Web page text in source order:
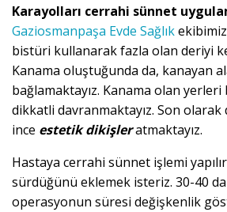
Karayolları cerrahi sünnet
Gaziosmanpaşa Evde Sağlık
bistüri kullanarak fazla olan deriyi
Kanama oluştuğunda da, kanayan
bağlamaktayız. Kanama olan
dikkatli davranmaktayız. Son olarak
ince estetik dikişleratmaktayız.
Hastaya cerrahi sünnet işlemi
sürdüğünü eklemek isteriz. 30-40
operasyonun süresi değişkenlik